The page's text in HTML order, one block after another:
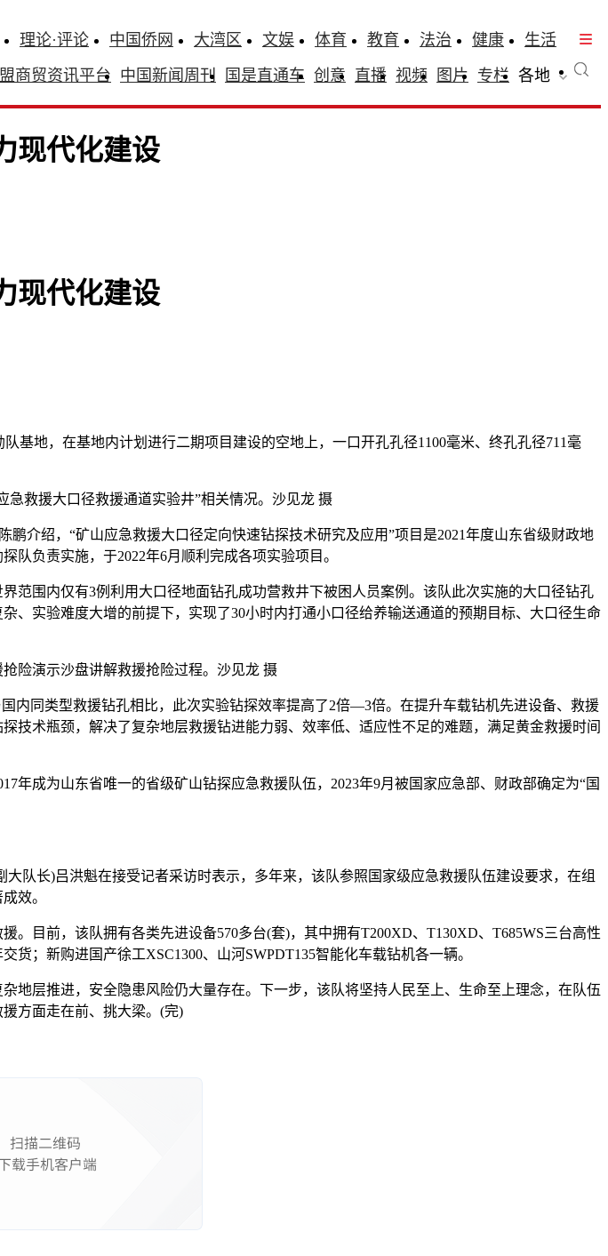
理论·评论 中国侨网 大湾区 文娱 体育 教育 法治 健康
生活
商贸资讯平台 中国新闻周刊 国是直通车 创意 直播 视频 图片 专栏 各地
现代化建设
现代化建设
基地，在基地内计划进行二期项目建设的空地上，一口开孔孔径1100毫米、终孔孔径711毫
急救援大口径救援通道实验井”相关情况。沙见龙 摄
绍，“矿山应急救援大口径定向快速钻探技术研究及应用”项目是2021年度山东省级财政地
队负责实施，于2022年6月顺利完成各项实验项目。
围内仅有3例利用大口径地面钻孔成功营救井下被困人员案例。该队此次实施的大口径钻孔
、实验难度大增的前提下，实现了30小时内打通小口径给养输送通道的预期目标、大口径生命
险演示沙盘讲解救援抢险过程。沙见龙 摄
同类型救援钻孔相比，此次实验钻探效率提高了2倍—3倍。在提升车载钻机先进设备、救援
术瓶颈，解决了复杂地层救援钻进能力弱、效率低、适应性不足的难题，满足黄金救援时间
成为山东省唯一的省级矿山钻探应急救援队伍，2023年9月被国家应急部、财政部确定为“国
长)吕洪魁在接受记者采访时表示，多年来，该队参照国家级应急救援队伍建设要求，在组
效。
目前，该队拥有各类先进设备570多台(套)，其中拥有T200XD、T130XD、T685WS三台高性
；新购进国产徐工XSC1300、山河SWPDT135智能化车载钻机各一辆。
层推进，安全隐患风险仍大量存在。下一步，该队将坚持人民至上、生命至上理念，在队伍
方面走在前、挑大梁。(完)